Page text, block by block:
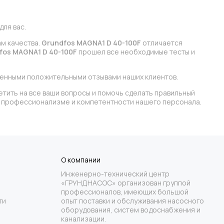
вас.
качества. Grundfos MAGNA1 D 40-100F отличается
MAGNA1 D 40-100F прошел все необходимые тесты и
положительными отзывами наших клиентов.
на все ваши вопросы и помочь сделать правильный
и компетентности нашего персонала.
О компании
Инженерно-технический центр
«ГРУНДНАСОС» организован группой
профессионалов, имеющих большой
опыт поставки и обслуживания насосного
оборудования, систем водоснабжения и
канализации.